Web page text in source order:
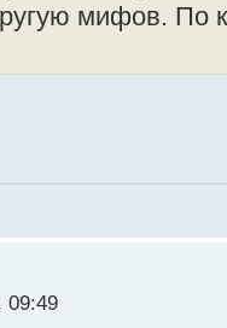
мифов. По
09:49